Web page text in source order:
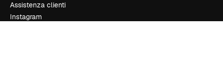
Assistenza clienti
Instagram